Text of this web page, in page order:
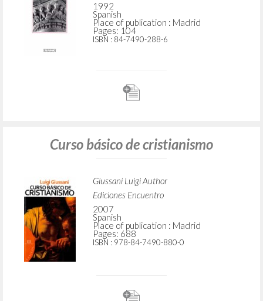
1992
Spanish
Place of publication : Madrid
Pages: 104
ISBN : 84-7490-288-6
Curso básico de cristianismo
Giussani Luigi Author
Ediciones Encuentro
2007
Spanish
Place of publication : Madrid
Pages: 688
ISBN : 978-84-7490-880-0